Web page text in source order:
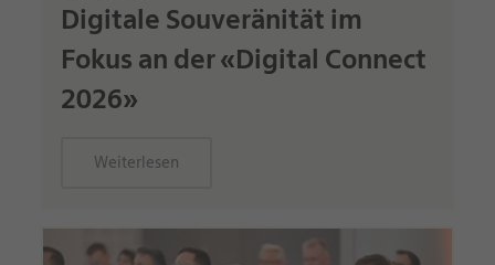
Digitale Souveränität im
Fokus an der «Digital Connect
2026»
Weiterlesen